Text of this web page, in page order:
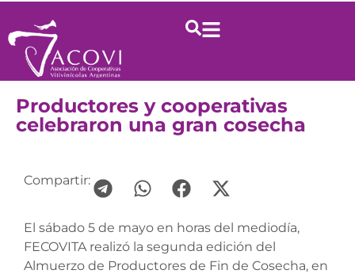
Productores y cooperativas
celebraron una gran cosecha
Compartir:
El sábado 5 de mayo en horas del mediodía,
FECOVITA realizó la segunda edición del
Almuerzo de Productores de Fin de Cosecha, en